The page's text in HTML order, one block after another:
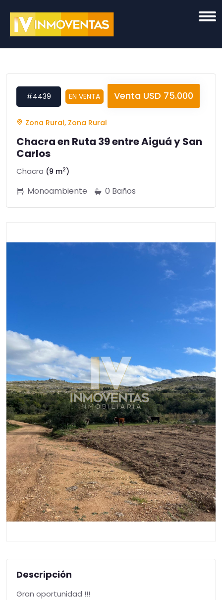
#4439 EN VENTA Venta USD 75.000
Zona Rural, Zona Rural
Chacra en Ruta 39 entre Aiguá y San
Carlos
Chacra (9 m2)
Monoambiente 0 Baños
Descripción
Gran oportunidad !!!